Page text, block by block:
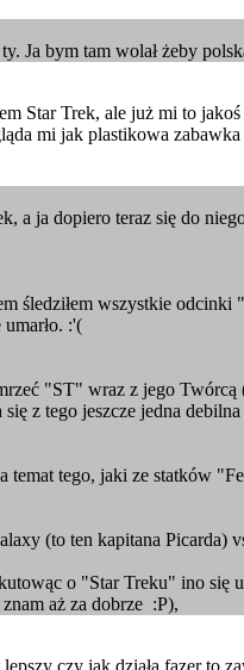
Ja bym tam wolał żeby
Star Trek, ale już mi to
mi jak plastikowa
ja dopiero teraz się do
śledziłem wszystkie
:'(
"ST" wraz z jego
z tego jeszcze jedna
tego, jaki ze statków
(to ten kapitana
o "Star Treku" ino
aż za dobrze :P),
czy jak działa fazer